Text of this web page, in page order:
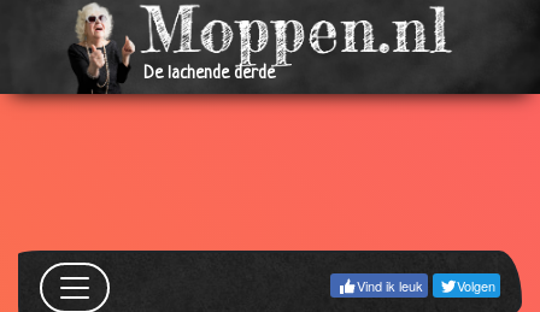
De lachende derde
Vind ik leuk Volgen
10 Jul
2019
Kunstmatig
23 Jun
2019
04 Apr
1.55